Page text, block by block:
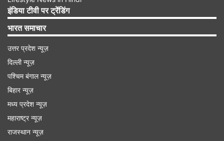
कड़कड़ाती ठंड में यह एक पोर्टेबल और मूवेवल हीटर की तरह
होता है, जिसे ठंड से बचने के लिए कश्मीरी ऊनी कपड़ों के
अंदर रखते हैं। ख़ुद को गर्म रखने का कश्मीरियों का यह एक
पुराना तरीका है। तापमान में गिरावट के कारण धीमी गति के
बहाव वाले कई जलस्रोत जम गए हैं तथा बच्चों और बुजुर्गों में
श्वसन संबंधी समस्याएं बढ़ गई हैं।
इंडिया टीवी पर ट्रेंडिंग
भारत समाचार
उत्तर प्रदेश न्यूज़
दिल्ली न्यूज़
पश्चिम बंगाल न्यूज़
बिहार न्यूज़
मध्य प्रदेश न्यूज़
महाराष्ट्र न्यूज़
राजस्थान न्यूज़